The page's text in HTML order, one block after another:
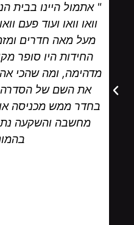
" אתמול היינו בבית
וואו וואו ועוד פעם
מעל מאה חדרים
החידות היו סופר
מדהימה, ומה שהכי
את השם של הסדרה
בחדר ממש מכניסה
מחשבה והשקעה